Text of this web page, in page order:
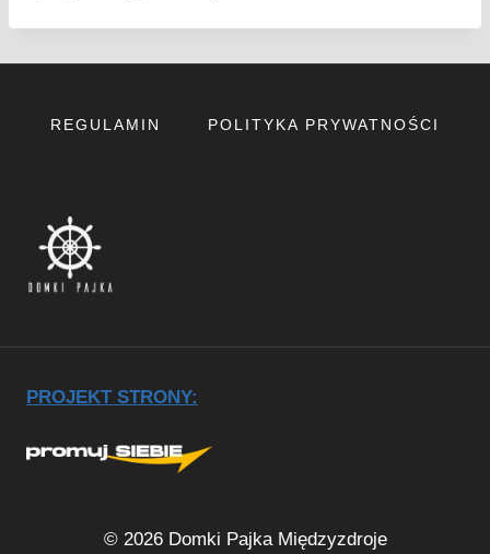
REGULAMIN POLITYKA PRYWATNOŚCI
PROJEKT STRONY:
© 2026 Domki Pajka Międzyzdroje